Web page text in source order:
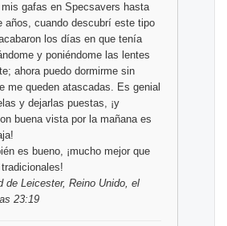
gafas en Specsavers hasta
años, cuando descubrí este tipo
los días en que tenía
y poniéndome las lentes
ahora puedo dormirme sin
me queden atascadas. Es genial
y dejarlas puestas, ¡y
buena vista por la mañana es
es bueno, ¡mucho mejor que
de Leicester, Reino Unido, el
23:19